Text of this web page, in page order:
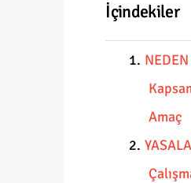
İçindekiler
1.
Amaç
2.